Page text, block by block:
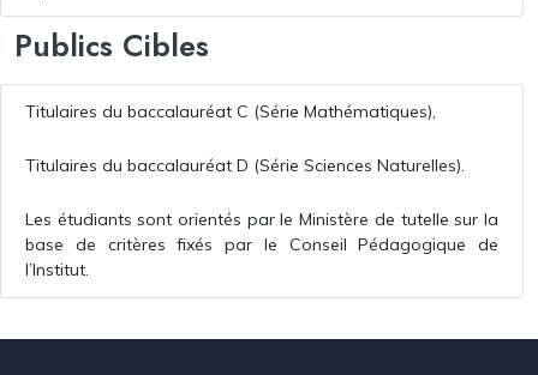
Publics Cibles
Titulaires du baccalauréat C (Série Mathématiques),
Titulaires du baccalauréat D (Série Sciences Naturelles).
Les étudiants sont orientés par le Ministère de tutelle sur la
base de critères fixés par le Conseil Pédagogique de
l’Institut.